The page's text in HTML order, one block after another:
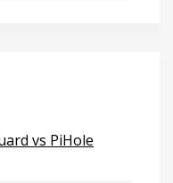
vs PiHole